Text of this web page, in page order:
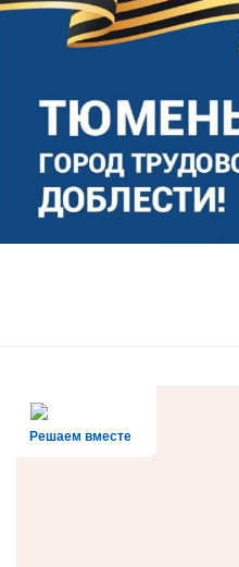
Решаем вместе